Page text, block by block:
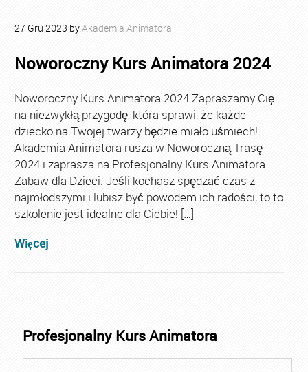
27 Gru 2023 byAkademia Animatora
Noworoczny Kurs Animatora 2024
Noworoczny Kurs Animatora 2024 Zapraszamy Cię
na niezwykłą przygodę, która sprawi, że każde
dziecko na Twojej twarzy będzie miało uśmiech!
Akademia Animatora rusza w Noworoczną Trasę
2024 i zaprasza na Profesjonalny Kurs Animatora
Zabaw dla Dzieci. Jeśli kochasz spędzać czas z
najmłodszymi i lubisz być powodem ich radości, to to
szkolenie jest idealne dla Ciebie! […]
Więcej
Profesjonalny Kurs Animatora